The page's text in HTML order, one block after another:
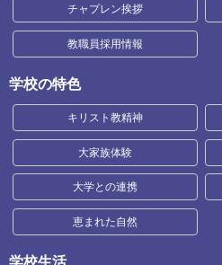
チャプレン挨拶
教職員採用情報
学校の特色
キリスト教精神
大家族体験
大学との連携
恵まれた自然